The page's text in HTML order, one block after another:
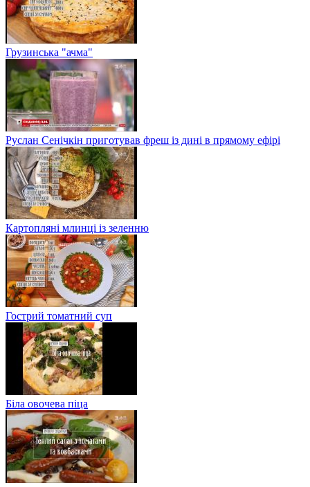
Грузинська "ачма"
Руслан Сенічкін приготував фреш із дині в прямому ефірі
Картопляні млинці із зеленню
Гострий томатний суп
Біла овочева піца